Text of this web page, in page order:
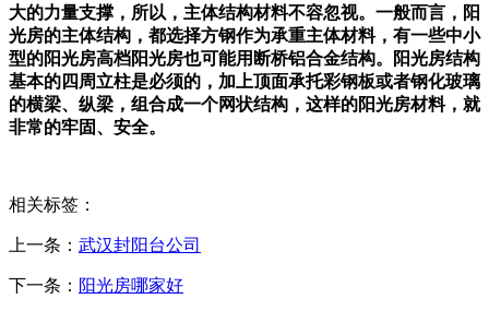
大的力量支撑，所以，主体结构材料不容忽视。一般而言，阳
光房的主体结构，都选择方钢作为承重主体材料，有一些中小
型的阳光房高档阳光房也可能用断桥铝合金结构。阳光房结构
基本的四周立柱是必须的，加上顶面承托彩钢板或者钢化玻璃
的横梁、纵梁，组合成一个网状结构，这样的阳光房材料，就
非常的牢固、安全。
相关标签：
上一条： 武汉封阳台公司
下一条： 阳光房哪家好